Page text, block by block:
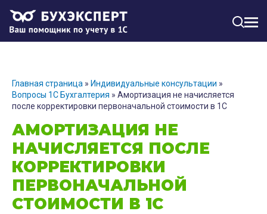
Главная страница » Индивидуальные консультации »
Вопросы 1С Бухгалтерия » Амортизация не начисляется
после корректировки первоначальной стоимости в 1С
АМОРТИЗАЦИЯ НЕ
НАЧИСЛЯЕТСЯ ПОСЛЕ
КОРРЕКТИРОВКИ
ПЕРВОНАЧАЛЬНОЙ
СТОИМОСТИ В 1С